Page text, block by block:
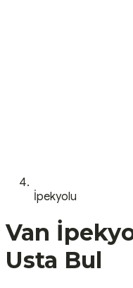
İpekyolu
Van
Usta Bul